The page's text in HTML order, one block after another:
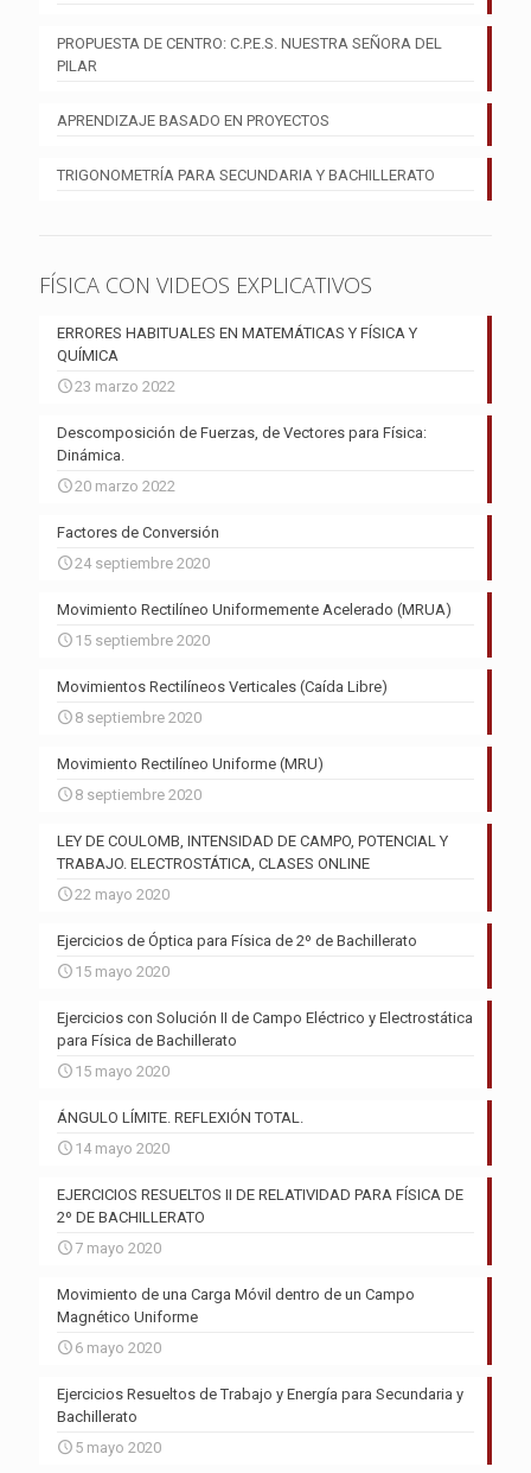
PROPUESTA DE CENTRO: C.P.E.S. NUESTRA SEÑORA DEL
PILAR
APRENDIZAJE BASADO EN PROYECTOS
TRIGONOMETRÍA PARA SECUNDARIA Y BACHILLERATO
FÍSICA CON VIDEOS EXPLICATIVOS
ERRORES HABITUALES EN MATEMÁTICAS Y FÍSICA Y
QUÍMICA
23 marzo 2022
Descomposición de Fuerzas, de Vectores para Física:
Dinámica.
20 marzo 2022
Factores de Conversión
24 septiembre 2020
Movimiento Rectilíneo Uniformemente Acelerado (MRUA)
15 septiembre 2020
Movimientos Rectilíneos Verticales (Caída Libre)
8 septiembre 2020
Movimiento Rectilíneo Uniforme (MRU)
8 septiembre 2020
LEY DE COULOMB, INTENSIDAD DE CAMPO, POTENCIAL Y
TRABAJO. ELECTROSTÁTICA, CLASES ONLINE
22 mayo 2020
Ejercicios de Óptica para Física de 2º de Bachillerato
15 mayo 2020
Ejercicios con Solución II de Campo Eléctrico y Electrostática
para Física de Bachillerato
15 mayo 2020
ÁNGULO LÍMITE. REFLEXIÓN TOTAL.
14 mayo 2020
EJERCICIOS RESUELTOS II DE RELATIVIDAD PARA FÍSICA DE
2º DE BACHILLERATO
7 mayo 2020
Movimiento de una Carga Móvil dentro de un Campo
Magnético Uniforme
6 mayo 2020
Ejercicios Resueltos de Trabajo y Energía para Secundaria y
Bachillerato
5 mayo 2020